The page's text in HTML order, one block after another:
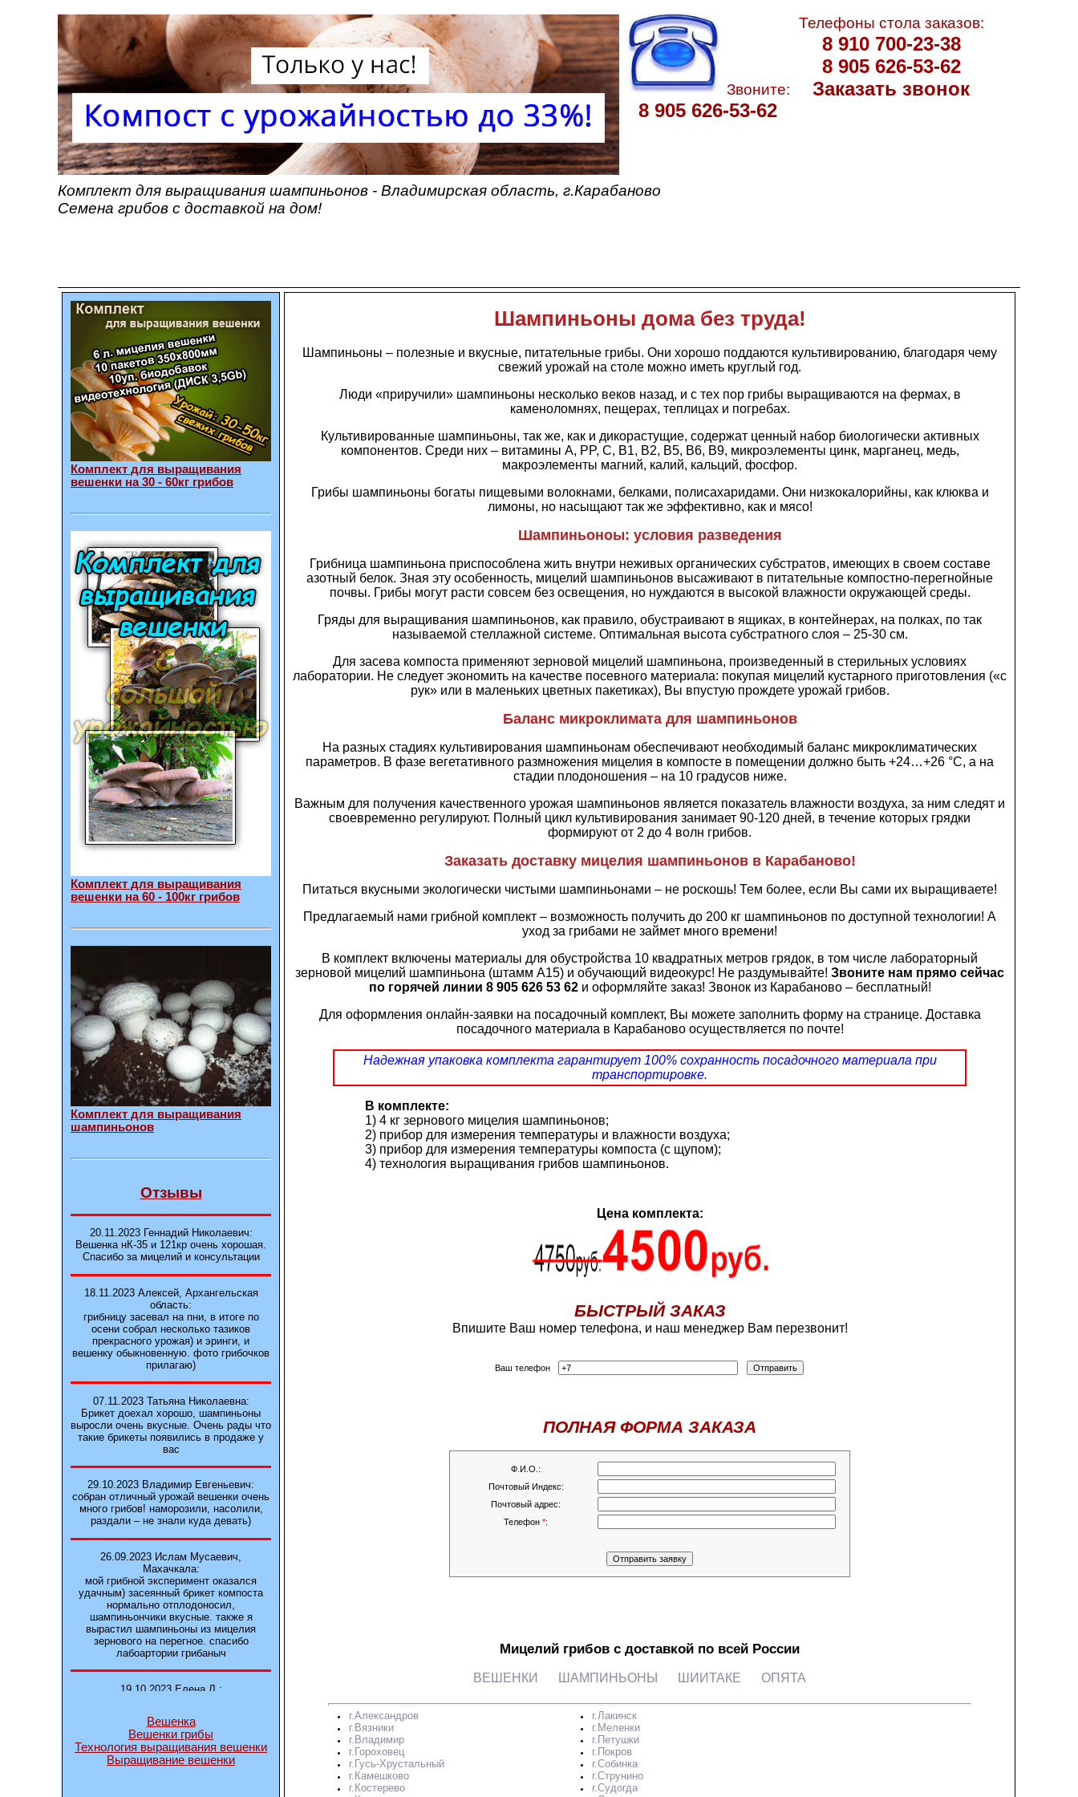
Звоните:
8 905 626-53-62
Телефоны стола заказов:
8 910 700-23-38
8 905 626-53-62
Заказать звонок
Комплект для выращивания шампиньонов - Владимирская область, г.Карабаново
Семена грибов с доставкой на дом!
Комплект для выращивания
вешенки на 30 - 60кг грибов
Комплект для выращивания
вешенки на 60 - 100кг грибов
Комплект для выращивания
шампиньонов
Отзывы
20.11.2023 Геннадий Николаевич:
Вешенка нК-35 и 121кp очень хорошая.
Спасибо за мицелий и консультации
18.11.2023 Алексей, Архангельская
область:
грибницу засевал на пни, в итоге по
осени собрал несколько тазиков
прекрасного урожая) и эринги, и
вешенку обыкновенную. фото грибочков
прилагаю)
07.11.2023 Татьяна Николаевна:
Брикет доехал хорошо, шампиньоны
выросли очень вкусные. Очень рады что
такие брикеты появились в продаже у
вас
29.10.2023 Владимир Евгеньевич:
собран отличный урожай вешенки очень
много грибов! наморозили, насолили,
раздали – не знали куда девать)
26.09.2023 Ислам Мусаевич,
Махачкала:
мой грибной эксперимент оказался
удачным) засеянный брикет компоста
нормально отплодоносил,
шампиньончики вкусные. также я
вырастил шампиньоны из мицелия
зернового на перегное. спасибо
лабоартории грибаныч
19.10.2023 Елена Л.:
2-3 волны
14.10.2023 Александр:
Вешенка
Вешенки грибы
Технология выращивания вешенки
Выращивание вешенки
Шампиньоны дома без труда!
Шампиньоны – полезные и вкусные, питательные грибы. Они хорошо поддаются культивированию, благодаря чему
свежий урожай на столе можно иметь круглый год.
Люди «приручили» шампиньоны несколько веков назад, и с тех пор грибы выращиваются на фермах, в
каменоломнях, пещерах, теплицах и погребах.
Культивированные шампиньоны, так же, как и дикорастущие, содержат ценный набор биологически активных
компонентов. Среди них – витамины A, PP, C, B1, B2, B5, B6, B9, микроэлементы цинк, марганец, медь,
макроэлементы магний, калий, кальций, фосфор.
Грибы шампиньоны богаты пищевыми волокнами, белками, полисахаридами. Они низкокалорийны, как клюква и
лимоны, но насыщают так же эффективно, как и мясо!
Шампиньоноы: условия разведения
Грибница шампиньона приспособлена жить внутри неживых органических субстратов, имеющих в своем составе
азотный белок. Зная эту особенность, мицелий шампиньонов высаживают в питательные компостно-перегнойные
почвы. Грибы могут расти совсем без освещения, но нуждаются в высокой влажности окружающей среды.
Гряды для выращивания шампиньонов, как правило, обустраивают в ящиках, в контейнерах, на полках, по так
называемой стеллажной системе. Оптимальная высота субстратного слоя – 25-30 см.
Для засева компоста применяют зерновой мицелий шампиньона, произведенный в стерильных условиях
лаборатории. Не следует экономить на качестве посевного материала: покупая мицелий кустарного приготовления («с
рук» или в маленьких цветных пакетиках), Вы впустую прождете урожай грибов.
Баланс микроклимата для шампиньонов
На разных стадиях культивирования шампиньонам обеспечивают необходимый баланс микроклиматических
параметров. В фазе вегетативного размножения мицелия в компосте в помещении должно быть +24…+26 °C, а на
стадии плодоношения – на 10 градусов ниже.
Важным для получения качественного урожая шампиньонов является показатель влажности воздуха, за ним следят и
своевременно регулируют. Полный цикл культивирования занимает 90-120 дней, в течение которых грядки
формируют от 2 до 4 волн грибов.
Заказать доставку мицелия шампиньонов в Карабаново!
Питаться вкусными экологически чистыми шампиньонами – не роскошь! Тем более, если Вы сами их выращиваете!
Предлагаемый нами грибной комплект – возможность получить до 200 кг шампиньонов по доступной технологии! А
уход за грибами не займет много времени!
В комплект включены материалы для обустройства 10 квадратных метров грядок, в том числе лабораторный
зерновой мицелий шампиньона (штамм А15) и обучающий видеокурс! Не раздумывайте! Звоните нам прямо сейчас
по горячей линии 8 905 626 53 62и оформляйте заказ! Звонок из Карабаново – бесплатный!
Для оформления онлайн-заявки на посадочный комплект, Вы можете заполнить форму на странице. Доставка
посадочного материала в Карабаново осуществляется по почте!
Надежная упаковка комплекта гарантирует 100% сохранность посадочного материала при
транспортировке.
В комплекте:
1) 4 кг зернового мицелия шампиньонов;
2) прибор для измерения температуры и влажности воздуха;
3) прибор для измерения температуры компоста (с щупом);
4) технология выращивания грибов шампиньонов.
Цена комплекта:
БЫСТРЫЙ ЗАКАЗ
Впишите Ваш номер телефона, и наш менеджер Вам перезвонит!
Ваш телефон
ПОЛНАЯ ФОРМА ЗАКАЗА
Ф.И.О.:
Почтовый Индекс:
Почтовый адрес:
Телефон *:
Мицелий грибов с доставкой по всей России
ВЕШЕНКИ ШАМПИНЬОНЫ ШИИТАКЕ ОПЯТА
г.Александров
г.Вязники
г.Владимир
г.Гороховец
г.Гусь-Хрустальный
г.Камешково
г.Костерево
г.Лакинск
г.Меленки
г.Петушки
г.Покров
г.Собинка
г.Струнино
г.Судогда